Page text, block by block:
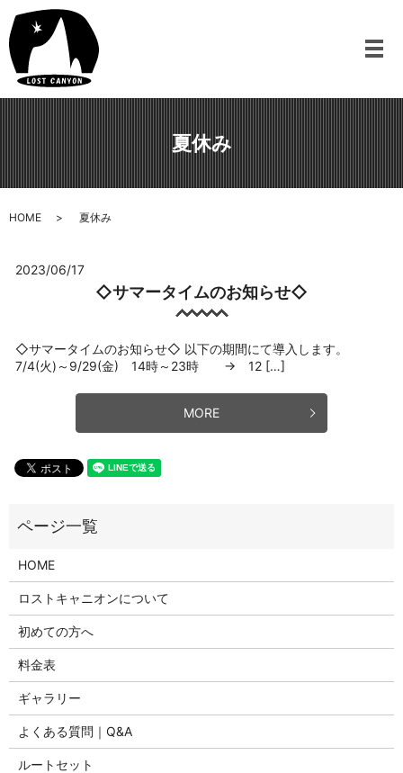
メ
夏休み
HOME 夏休み
2023/06/17
◇サマータイムのお知らせ◇
◇サマータイムのお知らせ◇ 以下の期間にて導入します。
7/4(火)～9/29(金) 14時～23時 → 12 […]
MORE
HOME
ロストキャニオンについて
初めての方へ
料金表
ギャラリー
よくある質問｜Q&A
ルートセット